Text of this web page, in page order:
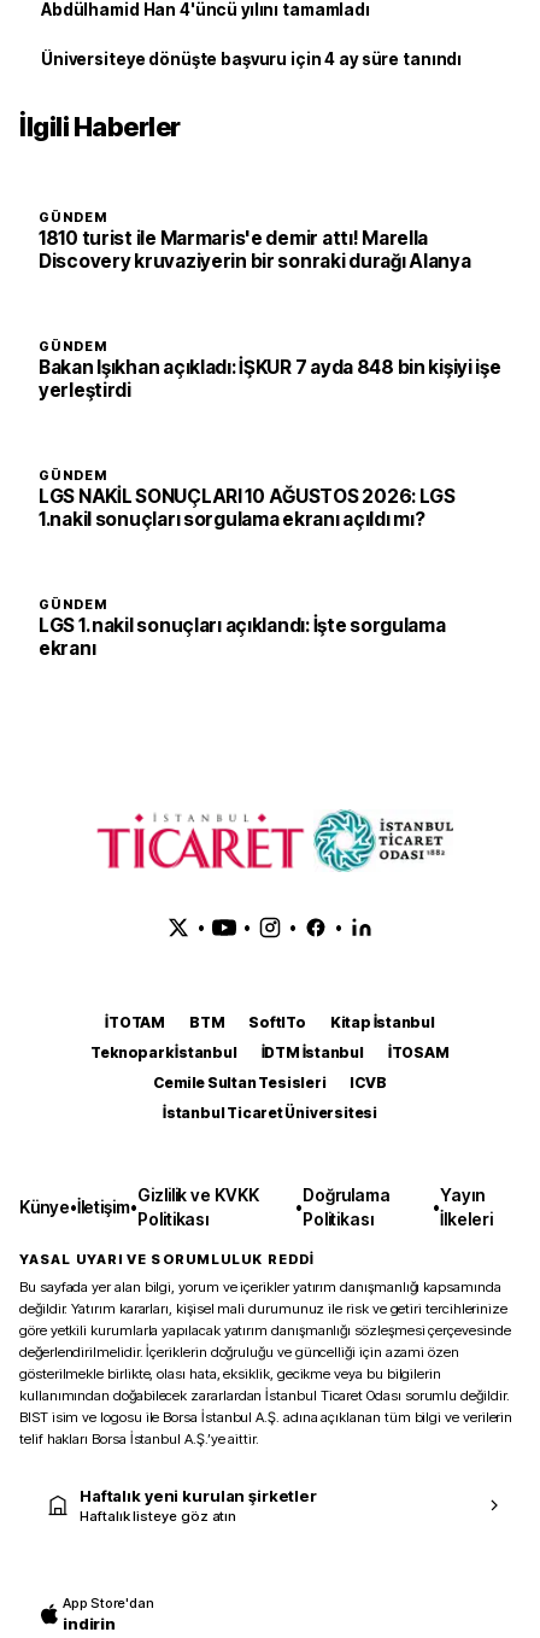
Abdülhamid Han 4'üncü yılını tamamladı
Üniversiteye dönüşte başvuru için 4 ay süre tanındı
İlgili Haberler
GÜNDEM
1810 turist ile Marmaris'e demir attı! Marella
Discovery kruvaziyerin bir sonraki durağı Alanya
GÜNDEM
Bakan Işıkhan açıkladı: İŞKUR 7 ayda 848 bin kişiyi işe
yerleştirdi
GÜNDEM
LGS NAKİL SONUÇLARI 10 AĞUSTOS 2026: LGS
1.nakil sonuçları sorgulama ekranı açıldı mı?
GÜNDEM
LGS 1. nakil sonuçları açıklandı: İşte sorgulama
ekranı
• • • •
İTOTAM BTM SoftITo
Kitap İstanbul
Teknopark İstanbul
İDTM İstanbul
İTOSAM
Cemile Sultan Tesisleri
ICVB
İstanbul Ticaret Üniversitesi
Künye•İletişim•
Gizlilik ve KVKK
Politikası
•
Doğrulama
Politikası
•
Yayın
İlkeleri
YASAL UYARI VE SORUMLULUK REDDİ
Bu sayfada yer alan bilgi, yorum ve içerikler yatırım danışmanlığı kapsamında
değildir. Yatırım kararları, kişisel mali durumunuz ile risk ve getiri tercihlerinize
göre yetkili kurumlarla yapılacak yatırım danışmanlığı sözleşmesi çerçevesinde
değerlendirilmelidir. İçeriklerin doğruluğu ve güncelliği için azami özen
gösterilmekle birlikte, olası hata, eksiklik, gecikme veya bu bilgilerin
kullanımından doğabilecek zararlardan İstanbul Ticaret Odası sorumlu değildir.
BIST isim ve logosu ile Borsa İstanbul A.Ş. adına açıklanan tüm bilgi ve verilerin
telif hakları Borsa İstanbul A.Ş.’ye aittir.
Haftalık yeni kurulan şirketler
Haftalık listeye göz atın
App Store'dan
indirin